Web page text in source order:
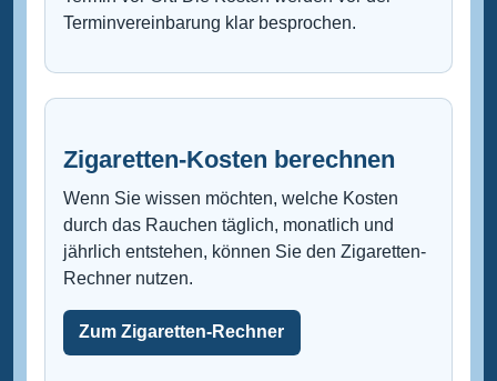
Terminvereinbarung klar besprochen.
Zigaretten-Kosten berechnen
Wenn Sie wissen möchten, welche Kosten
durch das Rauchen täglich, monatlich und
jährlich entstehen, können Sie den Zigaretten-
Rechner nutzen.
Zum Zigaretten-Rechner